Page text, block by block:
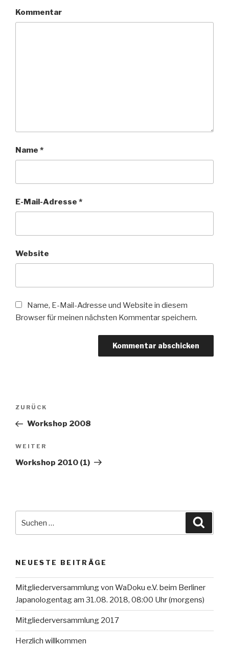
Kommentar
Name *
E-Mail-Adresse *
Website
Name, E-Mail-Adresse und Website in diesem
Browser für meinen nächsten Kommentar speichern.
Beitragsnavigation
Vorheriger
Beitrag
ZURÜCK
Workshop 2008
Nächster
Beitrag
WEITER
Workshop 2010 (1)
NEUESTE BEITRÄGE
Mitgliederversammlung von WaDoku e.V. beim Berliner
Japanologentag am 31.08. 2018, 08:00 Uhr (morgens)
Mitgliederversammlung 2017
Herzlich willkommen